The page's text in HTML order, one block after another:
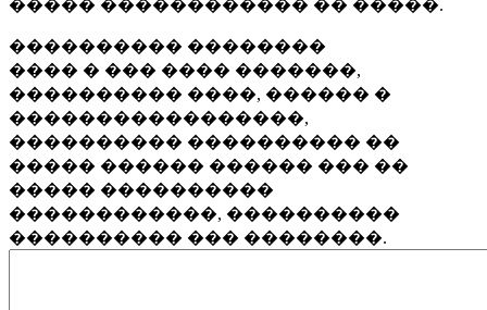
����� ������������ �� �����.
���������� ��������
���� � ��� ���� �������,
���������� ����, ������ �
�����������������,
���������� ���������� ��
����� ������ ������ ��� ��
����� ����������
������������, ����������
���������� ��� ��������.